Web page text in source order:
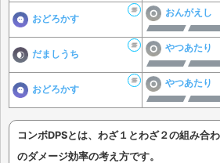
おどろかす
おんがえし
だましうち
やつあたり
おどろかす
やつあたり
コンボDPSとは、わざ１とわざ２の組み合
のダメージ効率の考え方です。